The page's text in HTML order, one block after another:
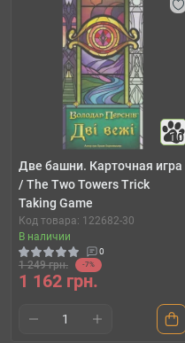
10
Две башни. Карточная игра
/ The Two Towers Trick
Taking Game
Код товара: 122682-30
В наличии
0
1 249 грн. -7%
1 162 грн.